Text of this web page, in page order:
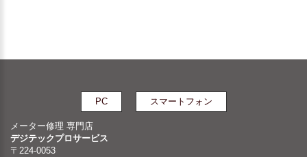
PC スマートフォン
メーター修理 専門店
デジテックプロサービス
〒224-0053